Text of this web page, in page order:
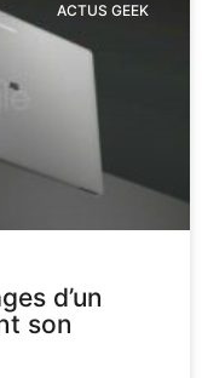
ACTUS GEEK
d’un
son